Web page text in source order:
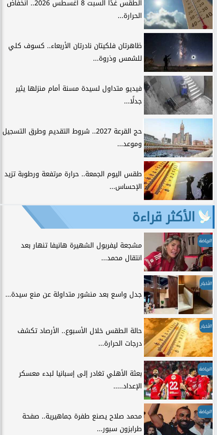
الطقس غدًا السبت 8 أغسطس 2026.. انخفاض
الحرارة...
ظاهرتان فلكيتان نادرتان الأربعاء.. كسوف كلي
للشمس وذروة...
فيديو متداول لسيدة مسنة أمام منزلها يثير
جدلًا...
حج القرعة 2027.. شروط التقديم وطرق التسجيل
وموعد...
طقس اليوم الجمعة.. حرارة مرتفعة ورطوبة تزيد
الإحساس...
الأكثر قراءة
الرياضة
مشجعة ليفربول الشهيرة هانيفا تنهار بعد
انتقال محمد...
الأخبار
جدل واسع بعد منشور متداولة عن منع سيدة...
الأخبار
حالة الطقس خلال الأسبوع.. الأرصاد تكشف
درجات الحرارة...
الرياضة
بعثة الأهلي تغادر إلى إسبانيا لبدء معسكر
الإعداد.....
الرياضة
محمد صلاح يصنع طفرة جماهيرية.. صفحة
طرابزون سبور...